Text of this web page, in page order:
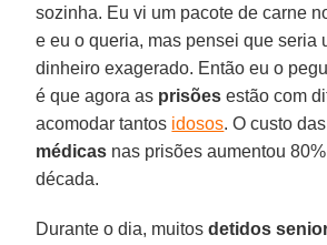
sozinha. Eu vi um pacote de carne
e eu o queria, mas pensei que seria
dinheiro exagerado. Então eu o
é que agora as prisões estão com
acomodar tantos idosos. O custo
médicas nas prisões aumentou
década.
Durante o dia, muitosdetidos